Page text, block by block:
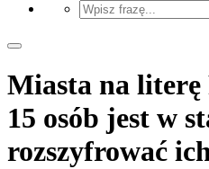
Miasta na
15 osób jest w
rozszyfrować